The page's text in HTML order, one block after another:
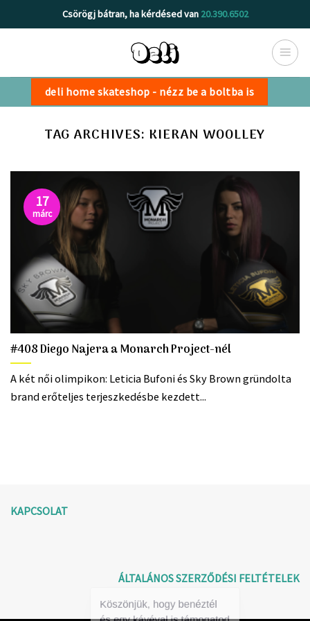
to
Csörögj bátran, ha kérdésed van 20.390.6502
deli home skateshop - nézz be a boltba is
TAG ARCHIVES: KIERAN WOOLLEY
#408 Diego Najera a Monarch Project-nél
A két női olimpikon: Leticia Bufoni és Sky Brown gründolta
brand erőteljes terjeszkedésbe kezdett...
17
márc
KAPCSOLAT
ÁLTALÁNOS SZERZŐDÉSI FELTÉTELEK
Köszönjük, hogy benéztél